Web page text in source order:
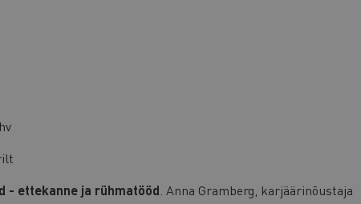
- ettekanne ja rühmatööd . Anna Gramberg, karjäärinõustaja